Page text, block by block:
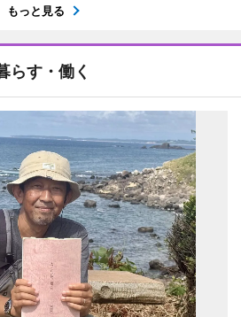
もっと見る
らす・働く